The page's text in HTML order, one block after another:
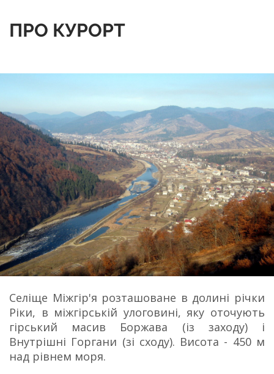
ПРО КУРОРТ
Cеліще Міжгір'я розташоване в долині річки
Ріки, в міжгірській улоговині, яку оточують
гірський масив Боржава (із заходу) і
Внутрішні Горгани (зі сходу). Висота - 450 м
над рівнем моря.